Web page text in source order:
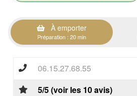
À emporter
Préparation : 20 min
06.15.27.68.55
5/5 (voir les 10 avis)